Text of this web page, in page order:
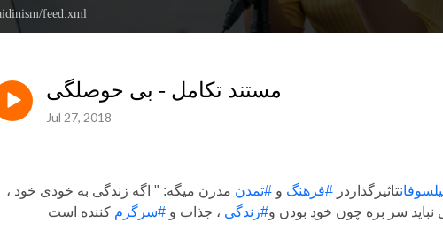
feed.xml
مستند تکامل - بی حوصلگی
Jul 27, 2018
تاثیرگذاردر #فرهنگ و #تمدن مدرن میگه: " اگه زندگی به خودی خود ،
سر بره چون خودِ بودن و#زندگی ، جذاب و #سرگرم